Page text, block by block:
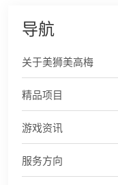
导航
关于美狮美高梅
精品项目
游戏资讯
服务方向